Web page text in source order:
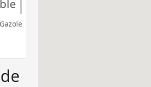
Gazole